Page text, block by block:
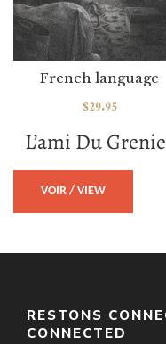
L’ami Du
French language
$29.95
VOIR / VIEW
RESTONS
CONNECTED